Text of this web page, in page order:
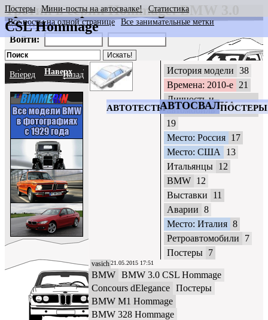
CrazyWheels
АВТОТЕСТЫАВТОСВАЛКАПОСТЕРЫ
Постеры Мини-посты на автосвалке!
Статистика
Все посты на одной странице
Все занимательные метки
Войти:
Вперед НаверхНазад История модели 38
Времена: 2010-е 21
Личность и
автомобиль
19
Место: Россия 17
Место: США
13
Итальянцы 12
BMW 12
Выставки
11
Аварии 8
Место: Италия 8
Ретроавтомобили
7
Постеры 7
vasich21.05.2015 17:51
BMW BMW 3.0 CSL Hommage
Concours dElegance Постеры
BMW M1 Hommage
BMW 328 Hommage
Третий в серии Hommage: BMW 3.0
CSL Hommage